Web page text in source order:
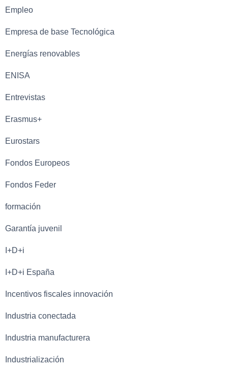
Empleo
Empresa de base Tecnológica
Energías renovables
ENISA
Entrevistas
Erasmus+
Eurostars
Fondos Europeos
Fondos Feder
formación
Garantía juvenil
I+D+i
I+D+i España
Incentivos fiscales innovación
Industria conectada
Industria manufacturera
Industrialización